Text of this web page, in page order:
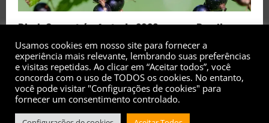
Black Currant é a fruta de 2026 rara no Brasil
Redação MC 0
Usamos cookies em nosso site para fornecer a
experiência mais relevante, lembrando suas preferências
e visitas repetidas. Ao clicar em “Aceitar todos”, você
concorda com o uso de TODOS os cookies. No entanto,
você pode visitar "Configurações de cookies" para
fornecer um consentimento controlado.